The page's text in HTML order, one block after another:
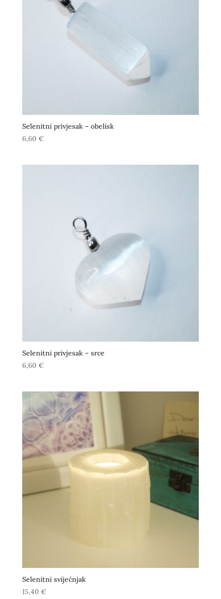
Selenitni privjesak – obelisk
6,60 €
Selenitni privjesak – srce
6,60 €
Selenitni svijećnjak
15,40 €